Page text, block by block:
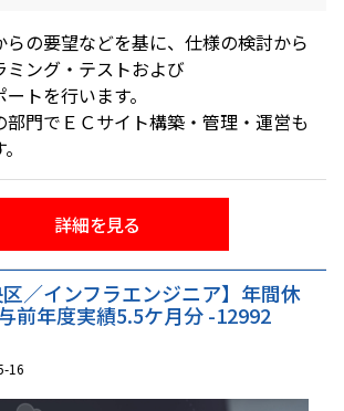
らの要望などを基に、仕様の検討から
ミング・テストおよび
トを行います。
門でＥＣサイト構築・管理・運営も
詳細を見る
区／インフラエンジニア】年間休
前年度実績5.5ケ月分 -12992
16